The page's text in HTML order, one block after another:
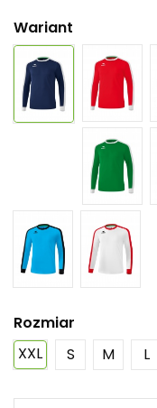
Wariant
Rozmiar
XXL
S M L